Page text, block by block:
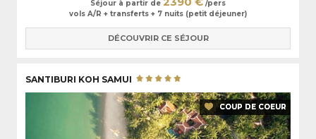
Séjour à partir de
/pers
vols A/R + transferts + 7 nuits (petit déjeuner)
DÉCOUVRIR CE SÉJOUR
SANTIBURI KOH SAMUI
COUP DE COEUR